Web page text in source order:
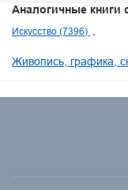
Аналогичные книги
Искусство (7396)
Живопись, графика,